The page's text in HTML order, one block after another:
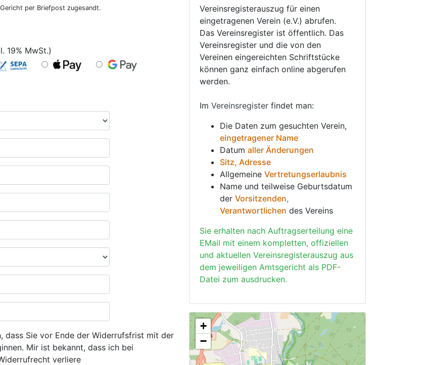
per Briefpost zugesandt.
19% MwSt.)
dass Sie vor Ende der Widerrufsfrist mit der
Mir ist bekannt, dass ich bei
verliere
Vereinsregisterauszug für einen
eingetragenen Verein (e.V.) abrufen.
Das Vereinsregister ist öffentlich. Das
Vereinsregister und die von den
Vereinen eingereichten Schriftstücke
können ganz einfach online abgerufen
werden.
Im Vereinsregister findet man:
Die Daten zum gesuchten Verein,
eingetragener Name
Datum aller Änderungen
Sitz, Adresse
Allgemeine Vertretungserlaubnis
Name und teilweise Geburtsdatum
der Vorsitzenden,
Verantwortlichen des Vereins
Sie erhalten nach Auftragserteilung eine
EMail mit einem kompletten, offiziellen
und aktuellen Vereinsregisterauszug aus
dem jeweiligen Amtsgericht als PDF-
Datei zum ausdrucken.
+
−